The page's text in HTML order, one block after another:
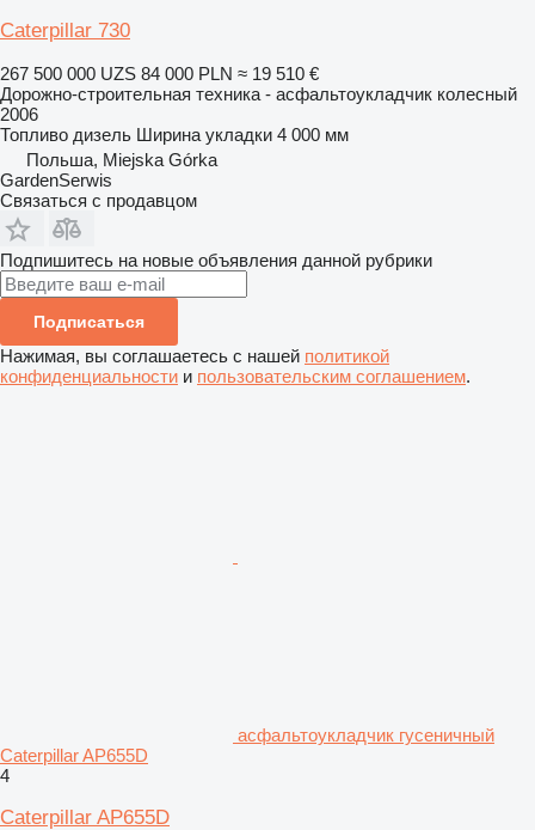
Caterpillar 730
267 500 000 UZS 84 000 PLN ≈ 19 510 €
Дорожно-строительная техника - асфальтоукладчик колесный
2006
Топливо дизель Ширина укладки 4 000 мм
Польша, Miejska Górka
GardenSerwis
Связаться с продавцом
Подпишитесь на новые объявления данной рубрики
Подписаться
Нажимая, вы соглашаетесь с нашей политикой
конфиденциальности и пользовательским соглашением.
асфальтоукладчик гусеничный
Caterpillar AP655D
4
Caterpillar AP655D